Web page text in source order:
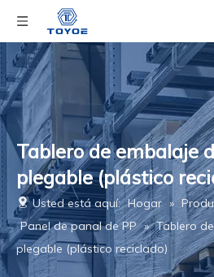
Tablero de embalaje
plegable (plástico
Usted está aquí: Hogar »
Panel de panal de PP » Tablero
plegable (plástico reciclado)